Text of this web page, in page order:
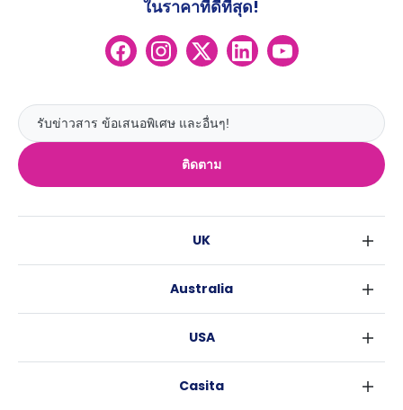
ติดตาม
ในราคาที่ดีที่สุด!
UK
เอดินเบอระ
Australia
บริสเบน
USA
Casita